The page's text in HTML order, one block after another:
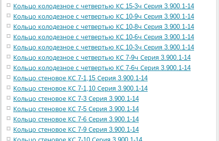
Кольцо колодезное с четвертью КС 15-3ч Серия 3.900.1-14
Кольцо колодезное с четвертью КС 10-9ч Серия 3.900.1-14
Кольцо колодезное с четвертью КС 10-8ч Серия 3.900.1-14
Кольцо колодезное с четвертью КС 10-6ч Серия 3.900.1-14
Кольцо колодезное с четвертью КС 10-3ч Серия 3.900.1-14
Кольцо колодезное с четвертью КС 7-9ч Серия 3.900.1-14
Кольцо колодезное с четвертью КС 7-6ч Серия 3.900.1-14
Кольцо стеновое КС 7-1,15 Серия 3.900.1-14
Кольцо стеновое КС 7-1,10 Серия 3.900.1-14
Кольцо стеновое КС 7-3 Серия 3.900.1-14
Кольцо стеновое КС 7-5 Серия 3.900.1-14
Кольцо стеновое КС 7-6 Серия 3.900.1-14
Кольцо стеновое КС 7-9 Серия 3.900.1-14